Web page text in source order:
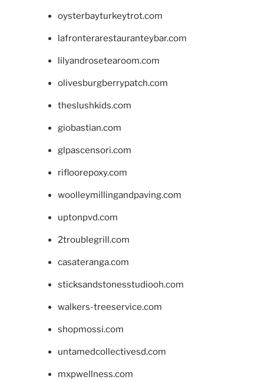
oysterbayturkeytrot.com
lafronterarestauranteybar.com
lilyandrosetearoom.com
olivesburgberrypatch.com
theslushkids.com
giobastian.com
glpascensori.com
rifloorepoxy.com
woolleymillingandpaving.com
uptonpvd.com
2troublegrill.com
casateranga.com
sticksandstonesstudiooh.com
walkers-treeservice.com
shopmossi.com
untamedcollectivesd.com
mxpwellness.com